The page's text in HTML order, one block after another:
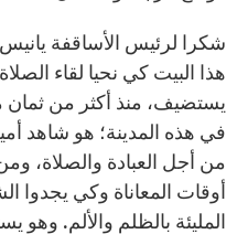
شكرا لرئيس الأساقفة يانيس
هذا البيت كي نحيا لقاء
يستضيف، منذ أكثر من ثمان
في هذه المدينة؛ هو شاهد
من أجل العبادة والصلاة،
أوقات المعاناة وكي يجدوا
المليئة بالظلم والألم. وهو